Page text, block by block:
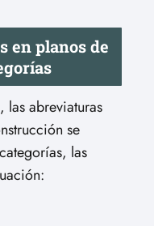
en planos de
las abreviaturas
se
las